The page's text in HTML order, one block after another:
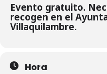
Evento gratuito.
recogen en el
Villaquilambre.
Hora